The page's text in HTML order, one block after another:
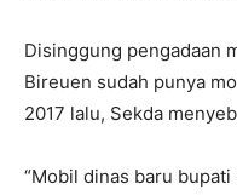
Disinggung pengadaan
Bireuen sudah punya
2017 lalu, Sekda
“Mobil dinas baru